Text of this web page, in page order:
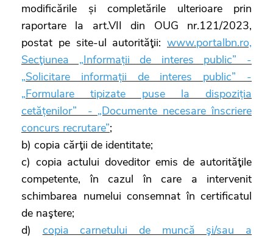
modificările și completările ulterioare prin
raportare la art.VII din OUG nr.121/2023,
postat pe site-ul autorităţii: www.portalbn.ro,
Secţiunea „Informații de interes public” -
„Solicitare informații de interes public” -
„Formulare tipizate puse la dispoziția
cetățenilor” - „Documente necesare înscriere
concurs recrutare”;
b) copia cărţii de identitate;
c) copia actului doveditor emis de autorităţile
competente, în cazul în care a intervenit
schimbarea numelui consemnat în certificatul
de naştere;
d) copia carnetului de muncă şi/sau a